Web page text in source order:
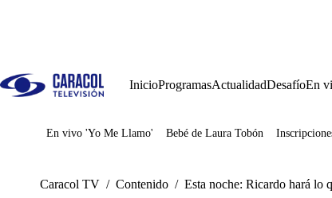
InicioProgramasActualidadDesafíoEn
Juegos
En vivo 'Yo Me Llamo' Bebé de Laura Tobón
Caracol TV / Contenido / Esta noche: Ricardo hará lo